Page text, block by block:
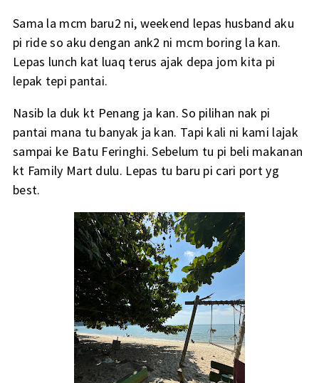
Sama la mcm baru2 ni, weekend lepas husband aku
pi ride so aku dengan ank2 ni mcm boring la kan.
Lepas lunch kat luaq terus ajak depa jom kita pi
lepak tepi pantai.
Nasib la duk kt Penang ja kan. So pilihan nak pi
pantai mana tu banyak ja kan. Tapi kali ni kami lajak
sampai ke Batu Feringhi. Sebelum tu pi beli makanan
kt Family Mart dulu. Lepas tu baru pi cari port yg
best.